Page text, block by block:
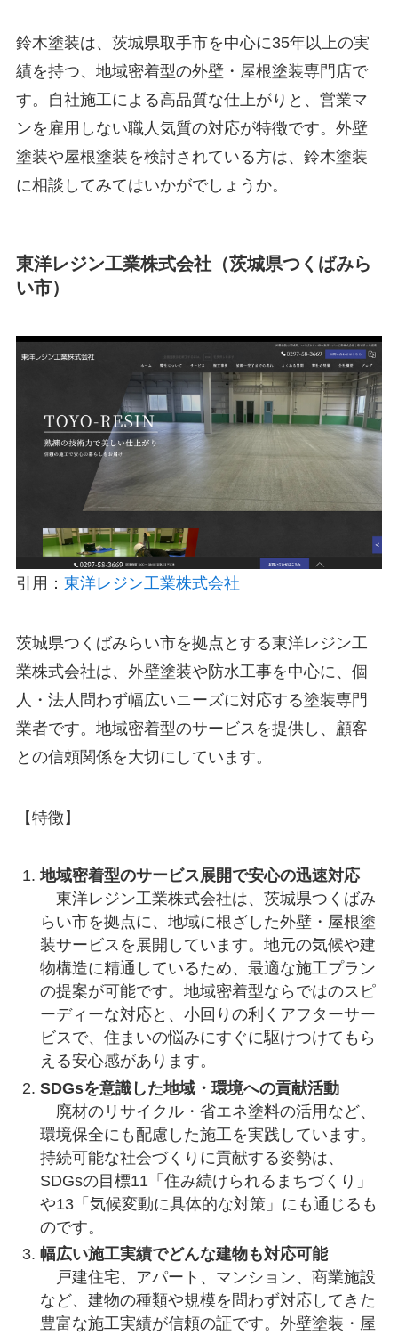
鈴木塗装は、茨城県取手市を中心に35年以上の実
績を持つ、地域密着型の外壁・屋根塗装専門店で
す。自社施工による高品質な仕上がりと、営業マ
ンを雇用しない職人気質の対応が特徴です。外壁
塗装や屋根塗装を検討されている方は、鈴木塗装
に相談してみてはいかがでしょうか。
東洋レジン工業株式会社（茨城県つくばみら
い市）
引用： 東洋レジン工業株式会社
茨城県つくばみらい市を拠点とする東洋レジン工
業株式会社は、外壁塗装や防水工事を中心に、個
人・法人問わず幅広いニーズに対応する塗装専門
業者です。地域密着型のサービスを提供し、顧客
との信頼関係を大切にしています。
【特徴】
地域密着型のサービス展開で安心の迅速対応
東洋レジン工業株式会社は、茨城県つくばみ
らい市を拠点に、地域に根ざした外壁・屋根塗
装サービスを展開しています。地元の気候や建
物構造に精通しているため、最適な施工プラン
の提案が可能です。地域密着型ならではのスピ
ーディーな対応と、小回りの利くアフターサー
ビスで、住まいの悩みにすぐに駆けつけてもら
える安心感があります。
SDGsを意識した地域・環境への貢献活動
廃材のリサイクル・省エネ塗料の活用など、
環境保全にも配慮した施工を実践しています。
持続可能な社会づくりに貢献する姿勢は、
SDGsの目標11「住み続けられるまちづくり」
や13「気候変動に具体的な対策」にも通じるも
のです。
幅広い施工実績でどんな建物も対応可能
戸建住宅、アパート、マンション、商業施設
など、建物の種類や規模を問わず対応してきた
豊富な施工実績が信頼の証です。外壁塗装・屋